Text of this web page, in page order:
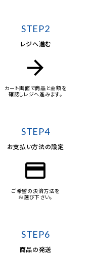
STEP2
レジへ進む
arrow_forward
カート画面で商品と金額を
確認しレジへ進みます。
STEP4
お支払い方法の設定
credit_card
ご希望の決済方法を
お選び下さい。
STEP6
商品の発送